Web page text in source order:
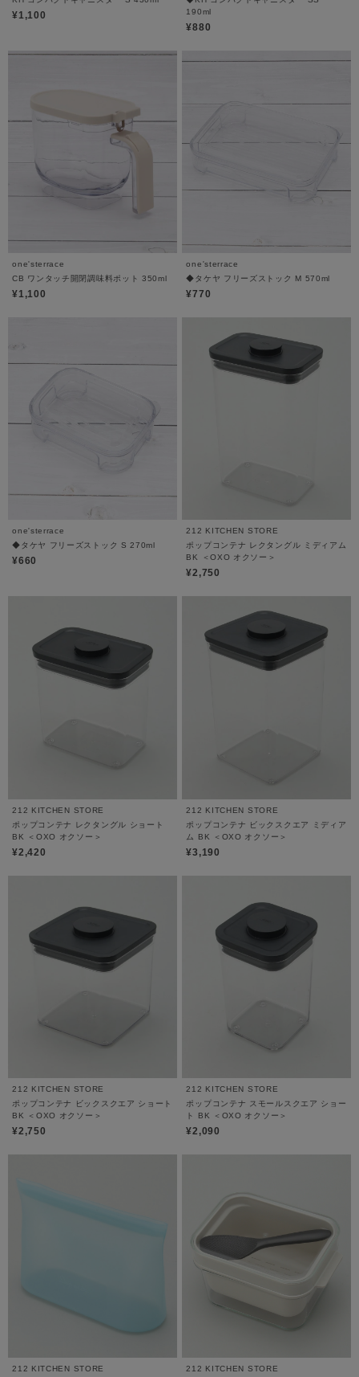
¥1,100
190ml
¥880
one'sterrace
CB ワンタッチ開閉調味料ポット 350ml
¥1,100
one'sterrace
◆タケヤ フリーズストック M 570ml
¥770
one'sterrace
◆タケヤ フリーズストック S 270ml
¥660
212 KITCHEN STORE
ポップコンテナ レクタングル ミディアム
BK ＜OXO オクソー＞
¥2,750
212 KITCHEN STORE
ポップコンテナ レクタングル ショート
BK ＜OXO オクソー＞
¥2,420
212 KITCHEN STORE
ポップコンテナ ビックスクエア ミディア
ム BK ＜OXO オクソー＞
¥3,190
212 KITCHEN STORE
ポップコンテナ ビックスクエア ショート
BK ＜OXO オクソー＞
¥2,750
212 KITCHEN STORE
ポップコンテナ スモールスクエア ショー
ト BK ＜OXO オクソー＞
¥2,090
212 KITCHEN STORE
212 KITCHEN STORE